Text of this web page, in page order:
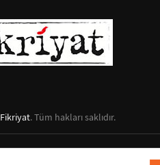
Fikriyat. Tüm hakları saklıdır.